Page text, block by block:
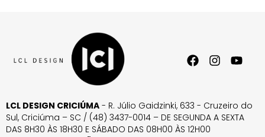
LCL DESIGN CRICIÚMA - R. Júlio Gaidzinki, 633 - Cruzeiro do
Sul, Criciúma – SC / (48) 3437-0014 – DE SEGUNDA A SEXTA
DAS 8H30 ÀS 18H30 E SÁBADO DAS 08H00 ÀS 12H00